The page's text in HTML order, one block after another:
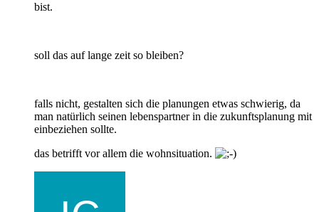
bist.
soll das auf lange zeit so bleiben?
falls nicht, gestalten sich die planungen etwas schwierig, da
man natürlich seinen lebenspartner in die zukunftsplanung mit
einbeziehen sollte.
das betrifft vor allem die wohnsituation.